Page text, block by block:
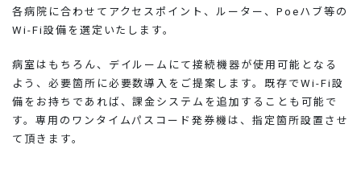
各病院に合わせてアクセスポイント、ルーター、Poeハブ等の
Wi-Fi設備を選定いたします。
病室はもちろん、デイルームにて接続機器が使用可能となる
よう、必要箇所に必要数導入をご提案します。既存でWi-Fi設
備をお持ちであれば、課金システムを追加することも可能で
す。専用のワンタイムパスコード発券機は、指定箇所設置させ
て頂きます。